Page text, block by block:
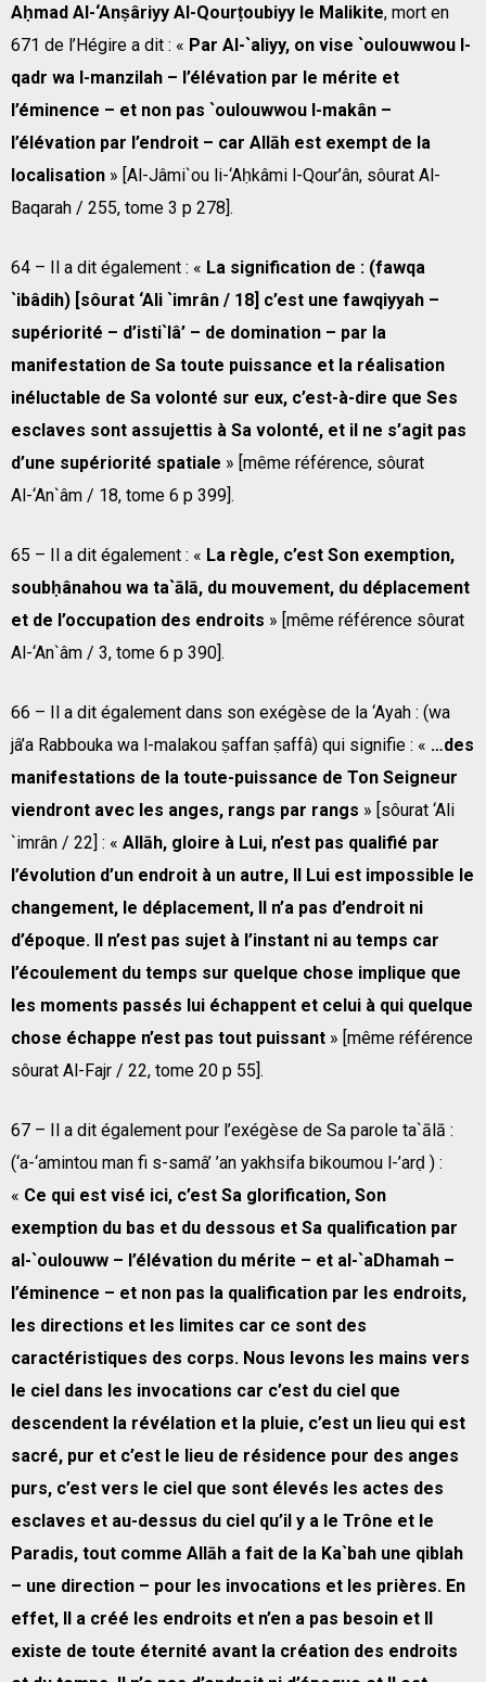
Aḥmad Al-‘Anṣâriyy Al-Qourṭoubiyy le Malikite, mort en
671 de l’Hégire a dit : « Par Al-`aliyy, on vise `oulouwwou l-
qadr wa l-manzilah – l’élévation par le mérite et
l’éminence – et non pas `oulouwwou l-makân –
l’élévation par l’endroit – car Allāh est exempt de la
localisation » [Al-Jâmi`ou li-‘Aḥkâmi l-Qour’ân, sôurat Al-
Baqarah / 255, tome 3 p 278].
64 – Il a dit également : « La signification de : (fawqa
`ibâdih) [sôurat ‘Ali `imrân / 18] c’est une fawqiyyah –
supériorité – d’isti`lâ’ – de domination – par la
manifestation de Sa toute puissance et la réalisation
inéluctable de Sa volonté sur eux, c’est-à-dire que Ses
esclaves sont assujettis à Sa volonté, et il ne s’agit pas
d’une supériorité spatiale » [même référence, sôurat
Al-‘An`âm / 18, tome 6 p 399].
65 – Il a dit également : « La règle, c’est Son exemption,
soubḥânahou wa ta`ālā, du mouvement, du déplacement
et de l’occupation des endroits » [même référence sôurat
Al-‘An`âm / 3, tome 6 p 390].
66 – Il a dit également dans son exégèse de la ‘Ayah : (wa
jâ’a Rabbouka wa l-malakou ṣaffan ṣaffâ) qui signifie : « …des
manifestations de la toute-puissance de Ton Seigneur
viendront avec les anges, rangs par rangs » [sôurat ‘Ali
`imrân / 22] : « Allāh, gloire à Lui, n’est pas qualifié par
l’évolution d’un endroit à un autre, Il Lui est impossible le
changement, le déplacement, Il n’a pas d’endroit ni
d’époque. Il n’est pas sujet à l’instant ni au temps car
l’écoulement du temps sur quelque chose implique que
les moments passés lui échappent et celui à qui quelque
chose échappe n’est pas tout puissant » [même référence
sôurat Al-Fajr / 22, tome 20 p 55].
67 – Il a dit également pour l’exégèse de Sa parole ta`ālā :
(‘a-‘amintou man fi s-samâ’ ’an yakhsifa bikoumou l-’arḍ ) :
« Ce qui est visé ici, c’est Sa glorification, Son
exemption du bas et du dessous et Sa qualification par
al-`oulouww – l’élévation du mérite – et al-`aDhamah –
l’éminence – et non pas la qualification par les endroits,
les directions et les limites car ce sont des
caractéristiques des corps. Nous levons les mains vers
le ciel dans les invocations car c’est du ciel que
descendent la révélation et la pluie, c’est un lieu qui est
sacré, pur et c’est le lieu de résidence pour des anges
purs, c’est vers le ciel que sont élevés les actes des
esclaves et au-dessus du ciel qu’il y a le Trône et le
Paradis, tout comme Allāh a fait de la Ka`bah une qiblah
– une direction – pour les invocations et les prières. En
effet, Il a créé les endroits et n’en a pas besoin et Il
existe de toute éternité avant la création des endroits